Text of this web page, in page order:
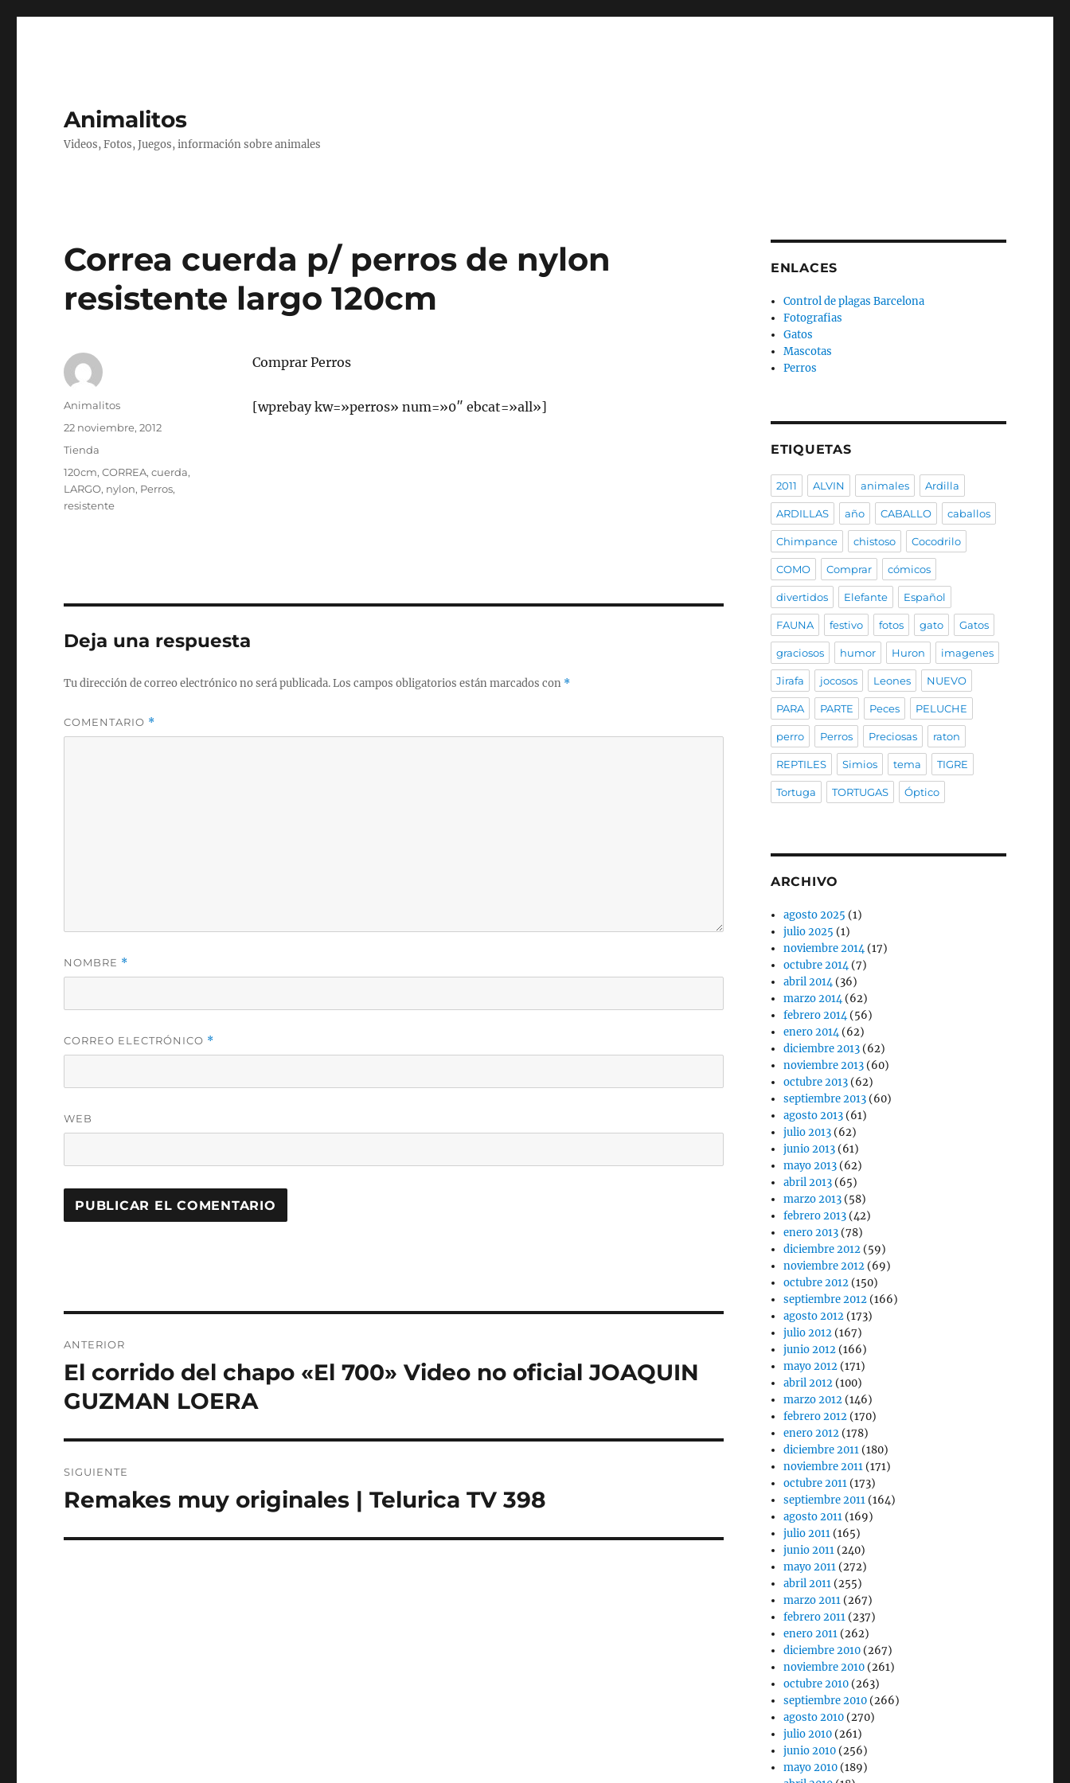
Animalitos
Videos, Fotos, Juegos, información sobre animales
Correa cuerda p/ perros de nylon
resistente largo 120cm
Comprar Perros
[wprebay kw=»perros» num=»0″ ebcat=»all»]
Autor
Animalitos
Publicado
el
22 noviembre, 2012
Categorías
Tienda
Etiquetas
120cm,CORREA,cuerda,
LARGO, nylon, Perros,
resistente
Deja una respuesta
Tu dirección de correo electrónico no será publicada.Los campos obligatorios están marcados con *
COMENTARIO *
NOMBRE *
CORREO ELECTRÓNICO *
WEB
de
entradas
ANTERIOR
Entrada
anterior:
El corrido del chapo «El 700» Video no oficial JOAQUIN
GUZMAN LOERA
SIGUIENTE
Entrada
Remakes muy originales | Telurica TV 398
ENLACES
Control de plagas Barcelona
Fotografias
Gatos
Mascotas
Perros
ETIQUETAS
2011 ALVIN animales Ardilla
ARDILLAS año CABALLO caballos
Chimpance chistoso Cocodrilo
COMO Comprar cómicos
divertidos Elefante Español
FAUNA festivo fotos gato Gatos
graciosos humor Huron imagenes
Jirafa jocosos Leones NUEVO
PARA PARTE Peces PELUCHE
perro Perros Preciosas raton
REPTILES Simios tema TIGRE
Tortuga TORTUGAS Óptico
ARCHIVO
agosto 2025 (1)
julio 2025 (1)
noviembre 2014(17)
octubre 2014(7)
abril 2014(36)
marzo 2014(62)
febrero 2014(56)
enero 2014(62)
diciembre 2013 (62)
noviembre 2013 (60)
octubre 2013 (62)
septiembre 2013 (60)
agosto 2013 (61)
julio 2013 (62)
junio 2013 (61)
mayo 2013 (62)
abril 2013 (65)
marzo 2013 (58)
febrero 2013 (42)
enero 2013 (78)
diciembre 2012 (59)
noviembre 2012 (69)
octubre 2012 (150)
septiembre 2012 (166)
agosto 2012 (173)
julio 2012 (167)
junio 2012 (166)
mayo 2012 (171)
abril 2012 (100)
marzo 2012 (146)
febrero 2012 (170)
enero 2012 (178)
diciembre 2011 (180)
noviembre 2011 (171)
octubre 2011 (173)
septiembre 2011 (164)
agosto 2011 (169)
julio 2011 (165)
junio 2011 (240)
mayo 2011 (272)
abril 2011 (255)
marzo 2011 (267)
febrero 2011 (237)
enero 2011 (262)
diciembre 2010 (267)
noviembre 2010 (261)
octubre 2010 (263)
septiembre 2010 (266)
agosto 2010 (270)
julio 2010 (261)
junio 2010 (256)
mayo 2010 (189)